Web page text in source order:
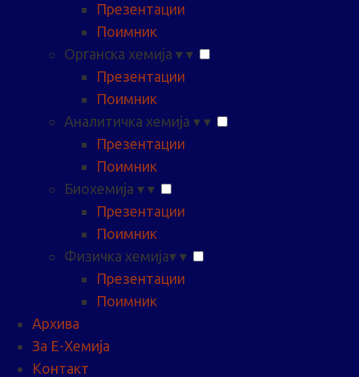
Презентации
Поимник
Органска хемија ▾ ▾
Презентации
Поимник
Аналитичка хемија ▾ ▾
Презентации
Поимник
Биохемија ▾ ▾
Презентации
Поимник
Физичка хемија▾ ▾
Презентации
Поимник
Архива
За Е-Хемија
Контакт